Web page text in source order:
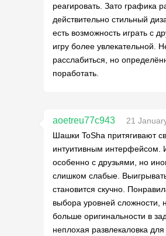
реагировать. Зато графика
действительно стильный
есть возможность играть с
игру более увлекательной.
расслабиться, но
поработать.
aoetreu77c943
21
Шашки ToSha притягивают
интуитивным интерфейсом.
особенно с друзьями, но
слишком слабые.
становится скучно.
выбора уровней сложности,
больше оригинальности в
неплохая развлекаловка